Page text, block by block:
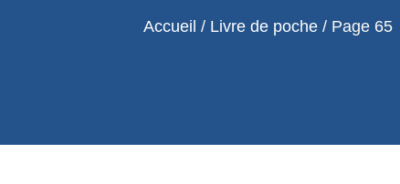
Accueil / Livre de poche/ Page 65